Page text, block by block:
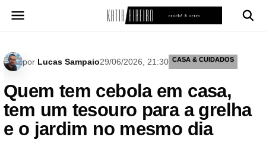
para
por Lucas Sampaio29/06/2026, 21:30 CASA & CUIDADOS
Quem tem cebola em casa,
tem um tesouro para a grelha
e o jardim no mesmo dia